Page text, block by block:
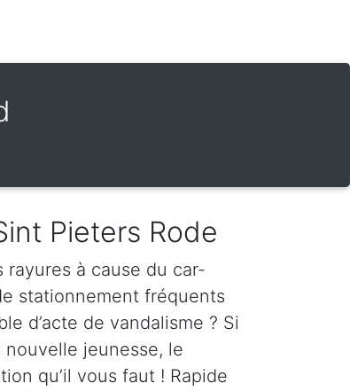
Pieters Rode
à cause du car-
stationnement fréquents
d’acte de vandalisme ? Si
jeunesse, le
qu’il vous faut ! Rapide